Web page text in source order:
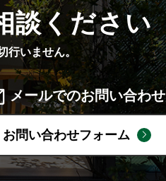
談ください
いません。
メールでのお問い合わせ
お問い合わせフォーム